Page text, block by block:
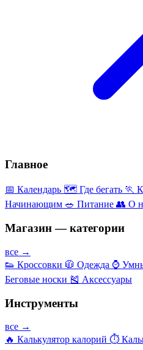
Главное
📅 Календарь 🗺️ Где бегать 🏃
Начинающим 🥗 Питание 👥 О
Магазин — категории
все →
👟 Кроссовки 🧥 Одежда ⌚
Беговые носки 🎽 Аксессуары
Инструменты
все →
🔥 Калькулятор калорий ⏱️